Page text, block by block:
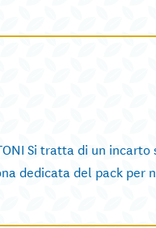
Si tratta di un
dedicata del pack per